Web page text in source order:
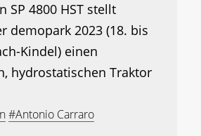
SP 4800 HST stellt
demopark 2023 (18. bis
Kindel) einen
hydrostatischen Traktor
#Antonio Carraro